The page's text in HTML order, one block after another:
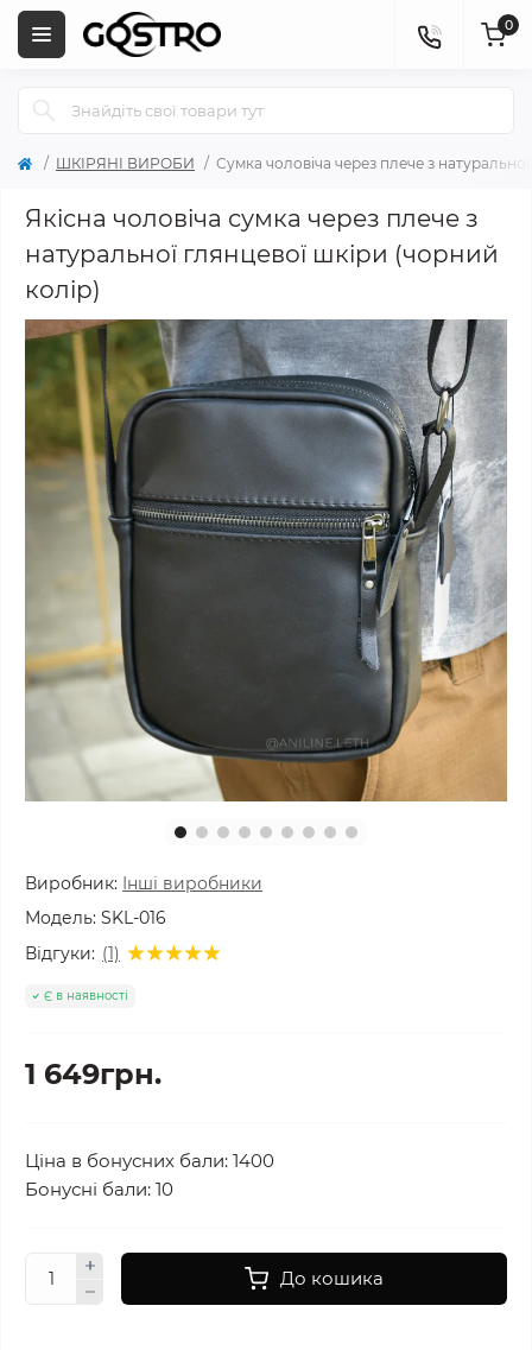
0
ШКІРЯНІ ВИРОБИ Сумка чоловіча через плече з
Якісна чоловіча сумка через плече з
натуральної глянцевої шкіри (чорний
колір)
Виробник: Інші виробники
Модель: SKL-016
Відгуки: (1)
Є в наявності
1 649грн.
Ціна в бонусних бали: 1400
Бонусні бали: 10
До кошика